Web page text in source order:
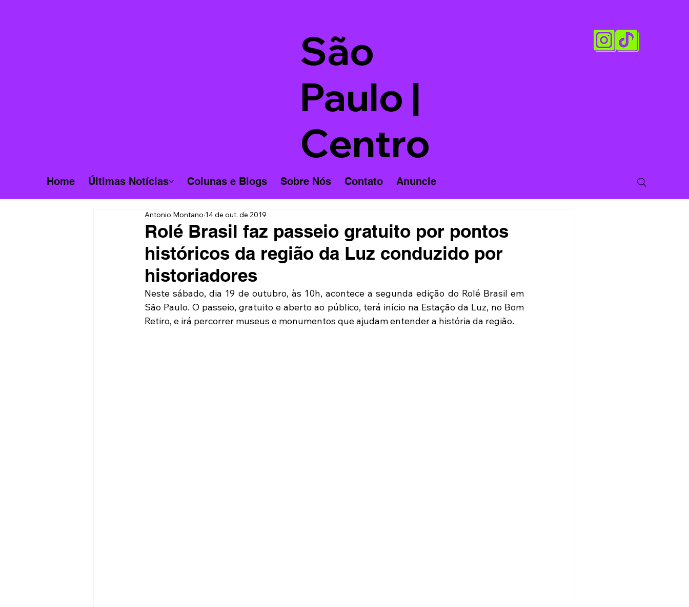
São
Paulo |
Centro
Home Últimas Notícias Colunas e Blogs Sobre Nós Contato Anuncie
Rolé Brasil faz passeio gratuito por pontos
históricos da região da Luz conduzido por
historiadores
Antonio Montano 14 de out. de 2019
Neste sábado, dia 19 de outubro, às 10h, acontece a segunda edição do Rolé Brasil em
São Paulo. O passeio, gratuito e aberto ao público, terá início na Estação da Luz, no Bom
Retiro, e irá percorrer museus e monumentos que ajudam entender a história da região.